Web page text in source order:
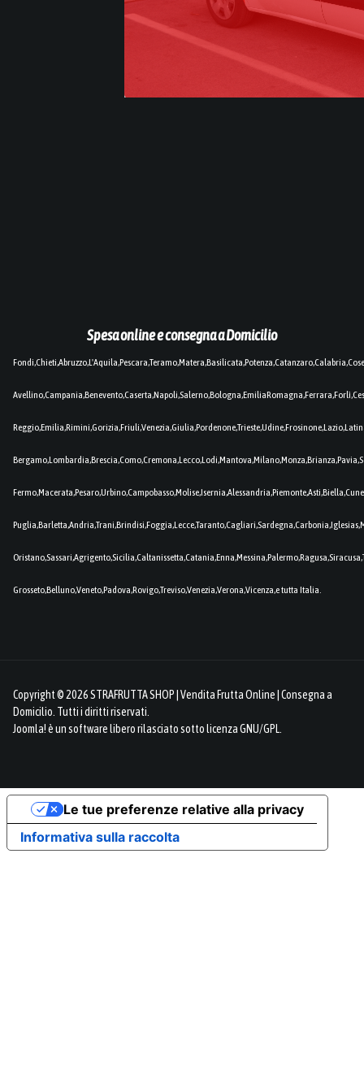
Spesa online e consegna a Domicilio
Grosseto,Belluno,Veneto,Padova,Rovigo,Treviso,Venezia,Verona,Vicenza,e tutta Italia.
Copyright © 2026 STRAFRUTTA SHOP | Vendita Frutta Online | Consegna a
Domicilio. Tutti i diritti riservati.
Joomla!è un software libero rilasciato sottolicenza GNU/GPL.
Informativa sulla raccolta
Le tue preferenze relative alla privacy